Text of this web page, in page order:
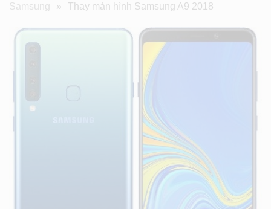
Samsung
» Thay màn hình Samsung A9 2018